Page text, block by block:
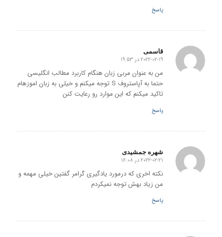
پاسخ
قاسمی
گفته:
2022-02-19 در 19:53
من به عنوان مربی زبان هنگام کاربرد مطالب انگلیسی
حتما به آپاستروف S توجه میکنم و خیلی به زبان اموزهام
تاکید میکنم که این موارد رو رعایت کنن
پاسخ
شهره جمشیدی
گفته:
2022-02-21 در 16:08
نکته اخری که درمورد یادگیری گرامر گفتین خیلی مهمه و
من زیاد بهش توجه نمیکردم
پاسخ